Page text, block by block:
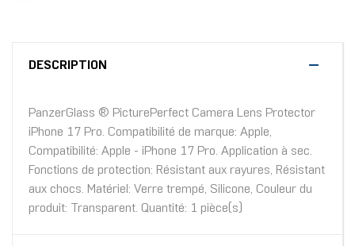
DESCRIPTION
PanzerGlass ® PicturePerfect Camera Lens Protector
iPhone 17 Pro. Compatibilité de marque: Apple,
Compatibilité: Apple - iPhone 17 Pro. Application à sec.
Fonctions de protection: Résistant aux rayures, Résistant
aux chocs. Matériel: Verre trempé, Silicone, Couleur du
produit: Transparent. Quantité: 1 pièce(s)